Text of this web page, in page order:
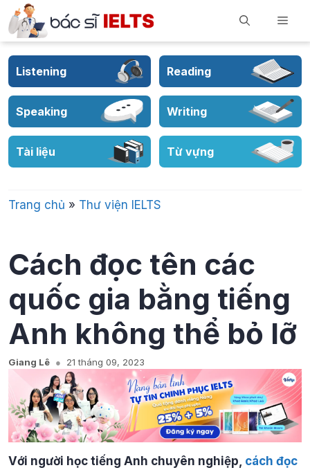
Skip
to
content
Listening Reading
Speaking Writing
Tài liệu Từ vựng
Trang chủ » Thư viện IELTS
Cách đọc tên các
quốc gia bằng tiếng
Anh không thể bỏ lỡ
Giang Lê 21 tháng 09, 2023
Với người học tiếng Anh chuyên nghiệp, cách đọc